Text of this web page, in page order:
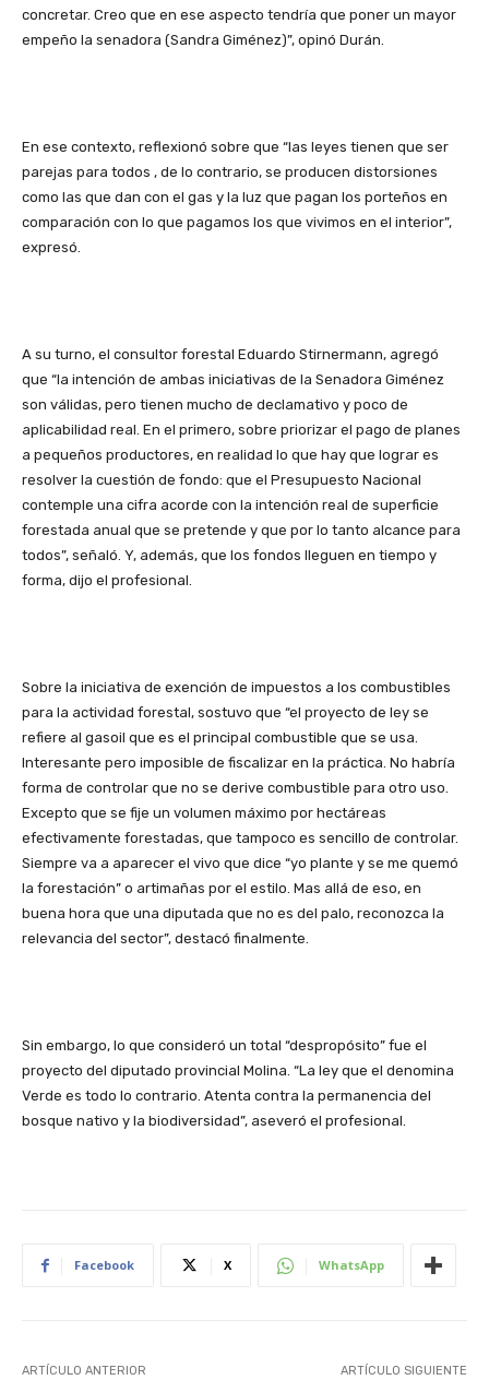
concretar. Creo que en ese aspecto tendría que poner un mayor
empeño la senadora (Sandra Giménez)”, opinó Durán.
En ese contexto, reflexionó sobre que “las leyes tienen que ser
parejas para todos , de lo contrario, se producen distorsiones
como las que dan con el gas y la luz que pagan los porteños en
comparación con lo que pagamos los que vivimos en el interior”,
expresó.
A su turno, el consultor forestal Eduardo Stirnermann, agregó
que “la intención de ambas iniciativas de la Senadora Giménez
son válidas, pero tienen mucho de declamativo y poco de
aplicabilidad real. En el primero, sobre priorizar el pago de planes
a pequeños productores, en realidad lo que hay que lograr es
resolver la cuestión de fondo: que el Presupuesto Nacional
contemple una cifra acorde con la intención real de superficie
forestada anual que se pretende y que por lo tanto alcance para
todos”, señaló. Y, además, que los fondos lleguen en tiempo y
forma, dijo el profesional.
Sobre la iniciativa de exención de impuestos a los combustibles
para la actividad forestal, sostuvo que “el proyecto de ley se
refiere al gasoil que es el principal combustible que se usa.
Interesante pero imposible de fiscalizar en la práctica. No habría
forma de controlar que no se derive combustible para otro uso.
Excepto que se fije un volumen máximo por hectáreas
efectivamente forestadas, que tampoco es sencillo de controlar.
Siempre va a aparecer el vivo que dice “yo plante y se me quemó
la forestación” o artimañas por el estilo. Mas allá de eso, en
buena hora que una diputada que no es del palo, reconozca la
relevancia del sector”, destacó finalmente.
Sin embargo, lo que consideró un total “despropósito” fue el
proyecto del diputado provincial Molina. “La ley que el denomina
Verde es todo lo contrario. Atenta contra la permanencia del
bosque nativo y la biodiversidad”, aseveró el profesional.
Facebook X WhatsApp
ARTÍCULO ANTERIOR ARTÍCULO SIGUIENTE